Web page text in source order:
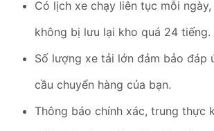
Có lịch xe chạy liên tục mỗi
không bị lưu lại kho quá 24 tiếng.
Số lượng xe tải lớn đảm bảo đáp
cầu chuyển hàng của bạn.
Thông báo chính xác, trung thực